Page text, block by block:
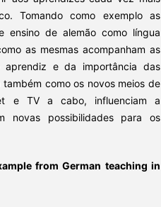
Tomando como exemplo as
ensino de alemão como língua
as mesmas acompanham as
e da importância das
como os novos meios de
e TV a cabo, influenciam a
novas possibilidades para os
from German teaching in